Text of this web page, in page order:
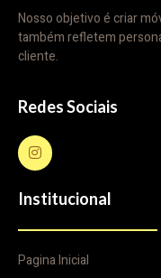
Nosso objetivo é criar
também refletem
cliente.
Redes Sociais
Institucional
Pagina Inicial